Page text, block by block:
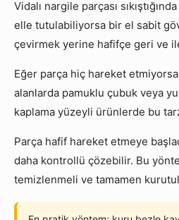
Vidalı nargile parçası
elle tutulabiliyorsa bir el sabit
çevirmek yerine hafifçe geri ve
Eğer parça hiç hareket
alanlarda pamuklu çubuk veya
kaplama yüzeyli ürünlerde bu
Parça hafif hareket etmeye
daha kontrollü çözebilir. Bu
temizlenmeli ve tamamen